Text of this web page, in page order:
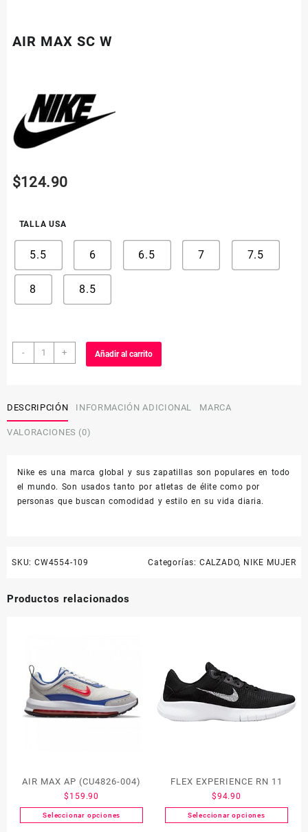
AIR MAX SC W
$124.90
TALLA USA
5.5 6 6.5 7 7.5
8 8.5
-
AIR
MAX
cantidad
+ Añadir al carrito
DESCRIPCIÓN INFORMACIÓN ADICIONAL MARCA
VALORACIONES (0)
Nike es una marca global y sus zapatillas son populares en todo
el mundo. Son usados ​​tanto por atletas de élite como por
personas que buscan comodidad y estilo en su vida diaria.
SKU: CW4554-109 Categorías: CALZADO, NIKE MUJER
Productos relacionados
AIR MAX AP (CU4826-004)
$ 159.90
Seleccionar opciones
FLEX EXPERIENCE RN 11
$94.90
Seleccionar opciones